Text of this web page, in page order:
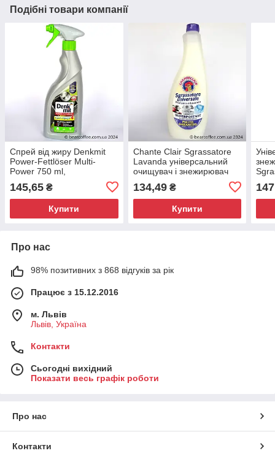
Подібні товари компанії
Спрей від жиру Denkmit
Power-Fettlöser Multi-
Power 750 ml,
145,65 ₴
Купити
Chante Clair Sgrassatore
Lavanda універсальний
очищувач і знежирювач
Універсальні очищувачі
134,49₴
Купити
Про нас
98% позитивних з 868 відгуків за рік
Працює з 15.12.2016
м. Львів
Львів, Україна
Контакти
Сьогодні вихідний
Показати весь графік роботи
Про нас
Контакти